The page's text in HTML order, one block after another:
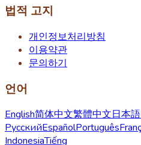
법적 고지
개인정보처리방침
이용약관
문의하기
언어
English简体中文繁體中文日本語
РусскийEspañolPortuguês
IndonesiaTiếng